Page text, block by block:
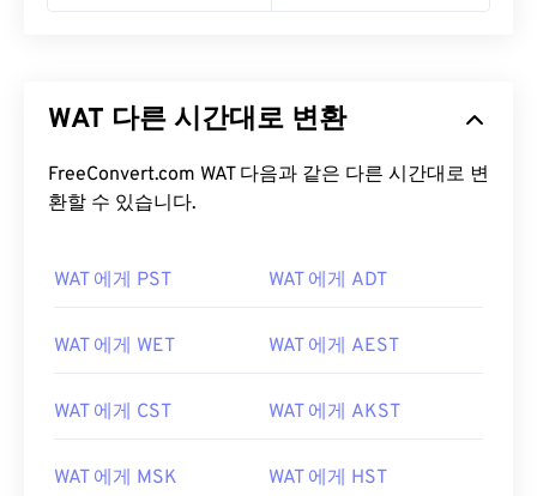
WAT 다른 시간대로 변환
FreeConvert.com WAT 다음과 같은 다른 시간대로 변
환할 수 있습니다.
WAT 에게 PST WAT 에게 ADT
WAT 에게 WET WAT 에게 AEST
WAT 에게 CST WAT 에게 AKST
WAT 에게 MSK WAT 에게 HST